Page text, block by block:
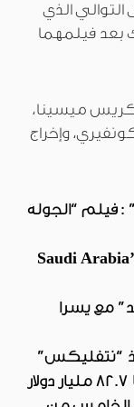
التوالي الذي
بعد فيلمهما
ميسينا،
وإخراج
: فيلم “الجولة
Saudi
مع يسرا
“نتفليكس”